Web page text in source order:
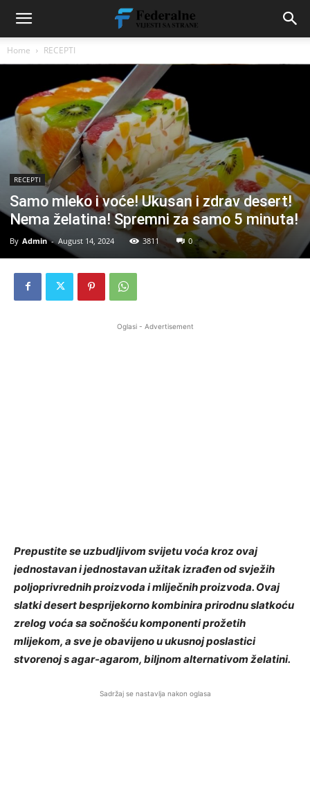
Home RECEPTI
RECEPTI
Samo mleko i voće! Ukusan i zdrav desert!
Nema želatina! Spremni za samo 5 minuta!
By Admin - August 14, 2024 3811 0
Oglasi - Advertisement
Prepustite se uzbudljivom svijetu voća kroz ovaj
jednostavan i jednostavan užitak izrađen od svježih
poljoprivrednih proizvoda i mliječnih proizvoda. Ovaj
slatki desert besprijekorno kombinira prirodnu slatkoću
zrelog voća sa sočnošću komponenti prožetih
mlijekom, a sve je obavijeno u ukusnoj poslastici
stvorenoj s agar-agarom, biljnom alternativom želatini.
Sadržaj se nastavlja nakon oglasa